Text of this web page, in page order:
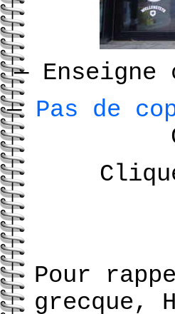
—Enseigne
— Pas de
Pour
grecque,